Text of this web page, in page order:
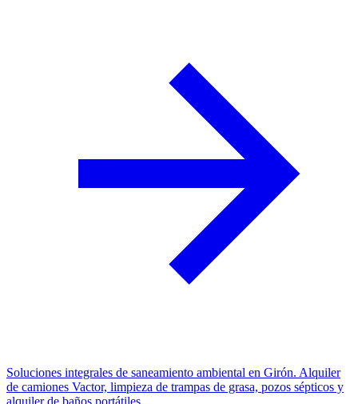
Soluciones integrales de saneamiento ambiental en Girón. Alquiler
de camiones Vactor, limpieza de trampas de grasa, pozos sépticos y
alquiler de baños portátiles.